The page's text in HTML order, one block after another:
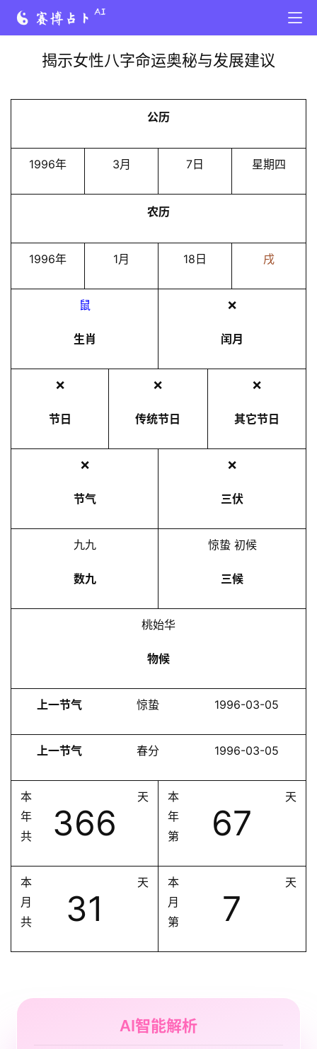
揭示女性八字命运奥秘与发展建议
公历
1996年 3月 7日 星期四
农历
1996年 1月 18日 戌
鼠
生肖
❌
闰月
❌
节日
❌
传统节日
❌
其它节日
❌
节气
❌
三伏
九九
数九
惊蛰 初候
三候
桃始华
物候
上一节气 惊蛰 1996-03-05
上一节气 春分 1996-03-05
本
年
共
366
天
本
年
第
67
天
本
月
共
31
天
本
月
第
7
天
AI智能解析